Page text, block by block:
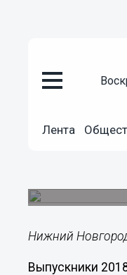
Лента08.06.2018
Нижний
Выпускники